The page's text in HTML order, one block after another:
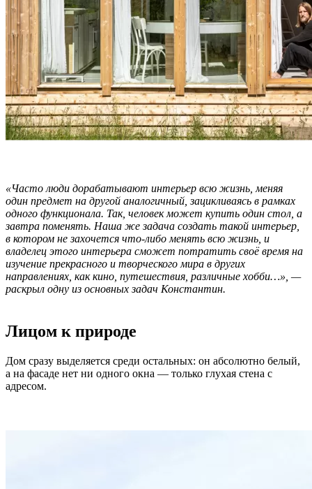
«Часто люди дорабатывают интерьер всю жизнь, меняя
один предмет на другой аналогичный, зацикливаясь в рамках
одного функционала. Так, человек может купить один стол, а
завтра поменять. Наша же задача создать такой интерьер,
в котором не захочется что-либо менять всю жизнь, и
владелец этого интерьера сможет потратить своё время на
изучение прекрасного и творческого мира в других
направлениях, как кино, путешествия, различные хобби…», —
раскрыл одну из основных задач Константин.
Лицом к природе
Дом сразу выделяется среди остальных: он абсолютно белый,
а на фасаде нет ни одного окна — только глухая стена с
адресом.